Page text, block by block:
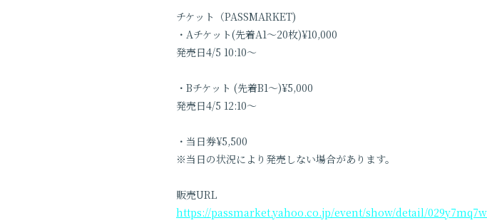
チケット（PASSMARKET)
・Aチケット(先着A1〜20枚)¥10,000
発売日4/5 10:10〜
・Bチケット (先着B1〜)¥5,000
発売日4/5 12:10〜
・当日券¥5,500
※当日の状況により発売しない場合があります。
販売URL
https://passmarket.yahoo.co.jp/event/show/detail/